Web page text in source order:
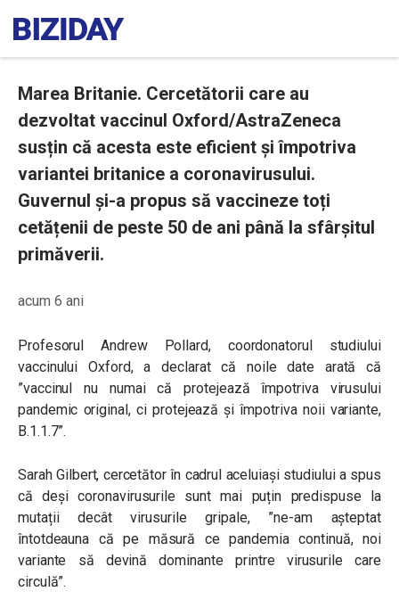
Marea Britanie. Cercetătorii care au
dezvoltat vaccinul Oxford/AstraZeneca
susțin că acesta este eficient și împotriva
variantei britanice a coronavirusului.
Guvernul și-a propus să vaccineze toți
cetățenii de peste 50 de ani până la sfârșitul
primăverii.
acum 6 ani
Profesorul Andrew Pollard, coordonatorul studiului
vaccinului Oxford, a declarat că noile date arată că
”vaccinul nu numai că protejează împotriva virusului
pandemic original, ci protejează și împotriva noii variante,
B.1.1.7”.
Sarah Gilbert, cercetător în cadrul aceluiași studiului a spus
că deși coronavirusurile sunt mai puțin predispuse la
mutații decât virusurile gripale, ”ne-am așteptat
întotdeauna că pe măsură ce pandemia continuă, noi
variante să devină dominante printre virusurile care
circulă”.